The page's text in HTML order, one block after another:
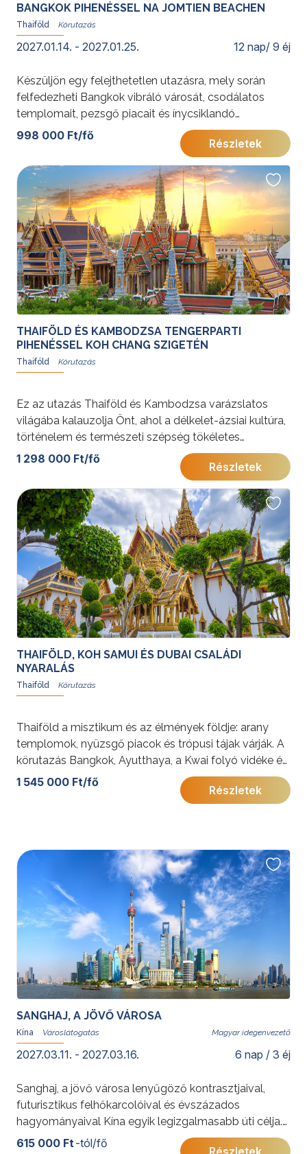
BANGKOK PIHENÉSSEL NA JOMTIEN BEACHEN
Thaiföld
2027.01.14. - 2027.01.25. 12 nap/ 9 éj
Készüljön egy felejthetetlen utazásra, mely során
felfedezheti Bangkok vibráló városát, csodálatos
templomait, pezsgő piacait és ínycsiklandó
gasztronómiáját, majd pihenhet Na Jomtien Beach
fehér homokos partján! Programunk tökéletes
egyensúlyt kínál a kulturális élmények, városi
felfedezések és tengerparti feltöltődés között.
Fakultatív programlehetőségeink között különleges
gasztrotúrák, hajókirándulások és szigettúrák is
szerepelnek, így mindenki megtalálja a számára
legizgalmasabb élményeket. Engedje, hogy magával
ragadja Thaiföld lüktető élete és egzotikus
szépsége!További érdekességekért Thaiföldről
kattintson ide.
998 000 Ft/fő
Részletek
THAIFÖLD ÉS KAMBODZSA TENGERPARTI
PIHENÉSSEL KOH CHANG SZIGETÉN
Thaiföld
Ez az utazás Thaiföld és Kambodzsa varázslatos
világába kalauzolja Önt, ahol a délkelet-ázsiai kultúra,
történelem és természeti szépség tökéletes
harmóniát alkot. Bangkok nyüzsgő városa, Angkor
Wat misztikus templomai és Koh Chang fehér
homokos partjai egyaránt felejthetetlen élményekkel
várják.További érdekességekért Thaiföldről kattintson
ide.
1 298 000 Ft/fő
Részletek
THAIFÖLD, KOH SAMUI ÉS DUBAI CSALÁDI
NYARALÁS
Thaiföld
Thaiföld a misztikum és az élmények földje: arany
templomok, nyüzsgő piacok és trópusi tájak várják. A
körutazás Bangkok, Ayutthaya, a Kwai folyó vidéke és
Koh Samui legszebb arcát tárja Ön elé.
További érdekességekért Thaiföldről kattintson ide
, az
1 545 000 Ft/fő
Részletek
SANGHAJ, A JÖVŐ VÁROSA
Kína Magyar idegenvezető
2027.03.11. - 2027.03.16. 6 nap / 3 éj
Sanghaj, a jövő városa lenyűgöző kontrasztjaival,
futurisztikus felhőkarcolóival és évszázados
hagyományaival Kína egyik legizgalmasabb úti célja.
A csoportos városlátogatás során a Yu Yuan kert, a
615 000 Ft -tól/fő
Részletek